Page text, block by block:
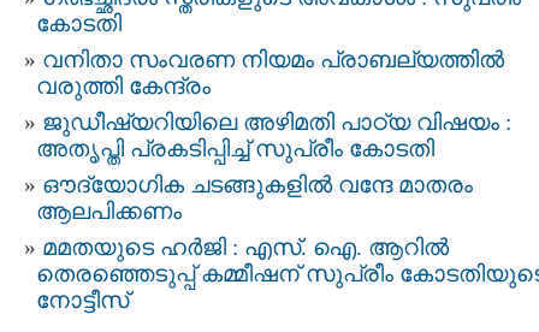
കോടതി
വനിതാ സംവരണ നിയമം പ്രാബല്യത്തിൽ
വരുത്തി കേന്ദ്രം
ജുഡീഷ്യറിയിലെ അഴിമതി പാഠ്യ വിഷയം :
അതൃപ്തി പ്രകടിപ്പിച്ച് സുപ്രീം കോടതി
ഔദ്യോഗിക ചടങ്ങുകളില്‍ വന്ദേ മാതരം
ആലപിക്കണം
മമതയുടെ ഹർജി : എസ്. ഐ. ആറില്‍
തെരഞ്ഞെടുപ്പ്‌ കമ്മീഷന്‌ സുപ്രീം
നോട്ടീസ്‌